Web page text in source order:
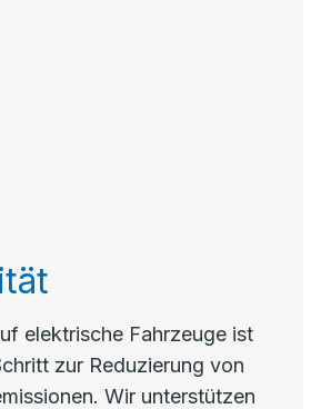
elektrische Fahrzeuge ist
zur Reduzierung von
Wir unterstützen